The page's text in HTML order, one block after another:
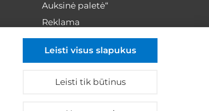
Auksinė paletė“
Reklama
Kontaktai
Leisti visus slapukus
Leisti tik būtinus